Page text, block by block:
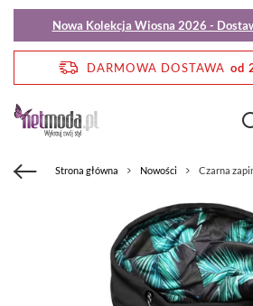
Nowa Kolekcja Wiosna 2026 -
DARMOWA DOSTAWA od
Strona główna Nowości Czarna